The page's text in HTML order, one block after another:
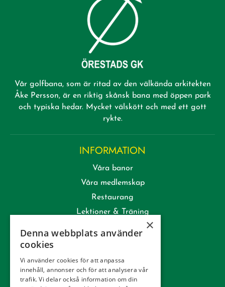
Vår golfbana, som är ritad av den välkända arkitekten
Åke Persson, är en riktig skånsk bana med öppen park
och typiska hedar. Mycket välskött och med ett gott
rykte.
INFORMATION
Våra banor
Våra medlemskap
Restaurang
Lektioner & Träning
Tävling
Integritetspolicy
×
Denna webbplats använder
cookies
Vi använder cookies för att anpassa
innehåll, annonser och för att analysera vår
trafik. Vi delar också information om din